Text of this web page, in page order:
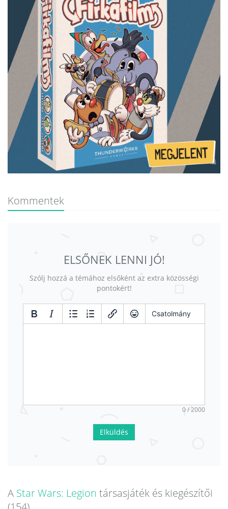
Kommentek
ELSŐNEK LENNI JÓ!
Szólj hozzá a témához elsőként az extra közösségi
pontokért!
Csatolmány
0 / 2000
Elküldés
A Star Wars: Legion társasjáték és kiegészítői